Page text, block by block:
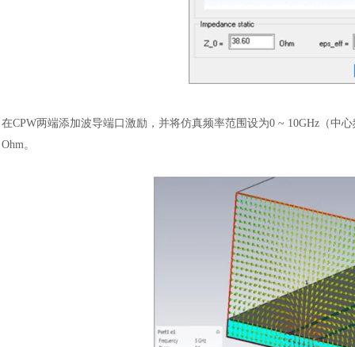
在CPW两端添加波导端口激励，并将仿真频率范围设为0 ~ 10GHz（中
Ohm。